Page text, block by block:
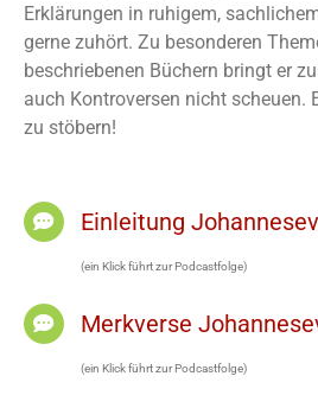
Erklärungen in ruhigem,
gerne zuhört. Zu besonderen
beschriebenen Büchern bringt er
auch Kontroversen nicht scheuen.
zu stöbern!
Einleitung
(ein Klick führt zur Podcastfolge)
Merkverse
(ein Klick führt zur Podcastfolge)